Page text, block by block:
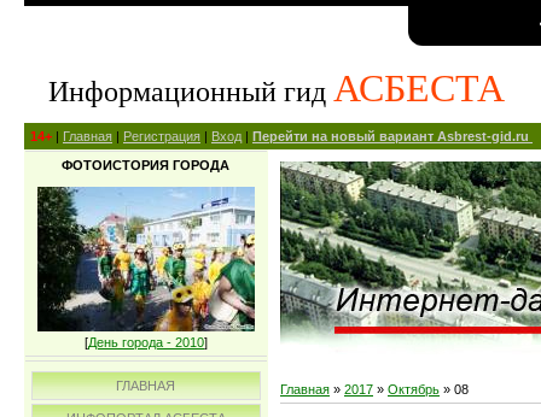
Информационный гид АСБЕСТА
14+ | Главная | Регистрация | Вход | Перейти на новый вариант Asbrest-gid.ru
ФОТОИСТОРИЯ ГОРОДА
[День города - 2010]
ГЛАВНАЯ Главная » 2017 » Октябрь » 08